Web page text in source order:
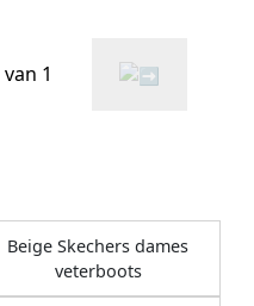
1
Beige Skechers dames
veterboots